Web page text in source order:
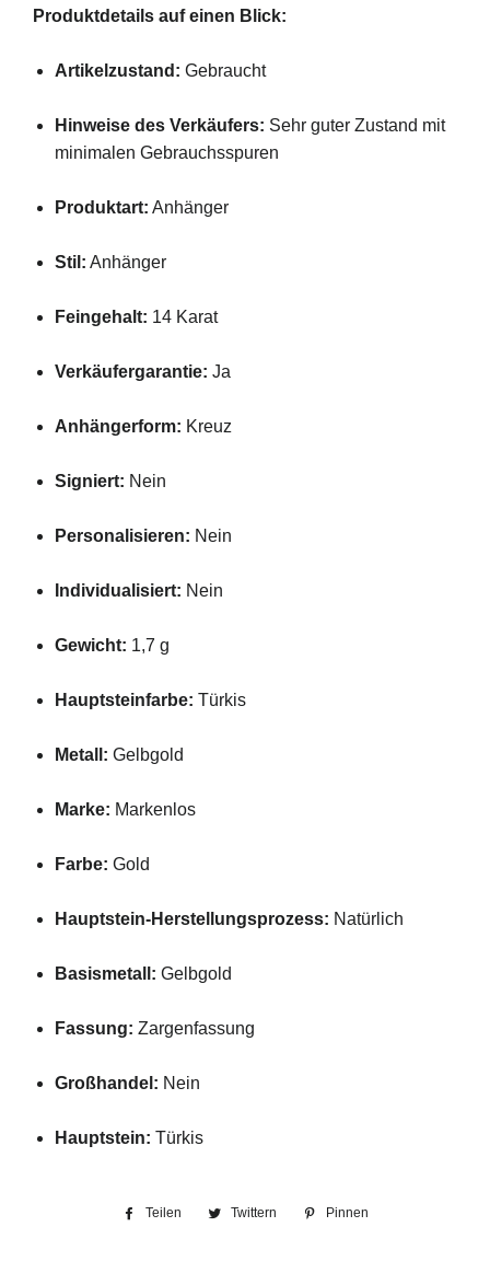
Produktdetails aufeinen Blick:
Artikelzustand: Gebraucht
Hinweise des Verkäufers: Sehr guter Zustand mit
minimalen Gebrauchsspuren
Produktart: Anhänger
Stil: Anhänger
Feingehalt: 14 Karat
Verkäufergarantie: Ja
Anhängerform: Kreuz
Signiert: Nein
Personalisieren: Nein
Individualisiert: Nein
Gewicht: 1,7 g
Hauptsteinfarbe: Türkis
Metall: Gelbgold
Marke: Markenlos
Farbe: Gold
Hauptstein-Herstellungsprozess: Natürlich
Basismetall: Gelbgold
Fassung: Zargenfassung
Großhandel: Nein
Hauptstein: Türkis
Teilen
Auf
Twittern
Auf
Pinnen